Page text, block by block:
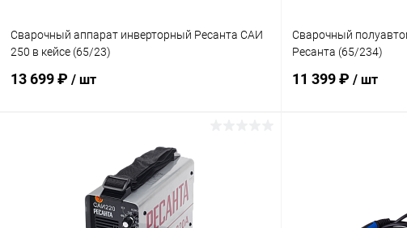
Сварочный аппарат инверторный Ресанта САИ
250 в кейсе (65/23)
13 699 ₽ / шт
В корзину
Купить в 1 клик К сравнению
В избранное В наличии
Сварочный
Ресанта (65/234)
11 399 ₽ / шт